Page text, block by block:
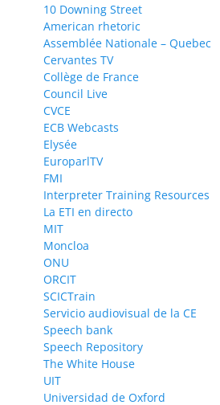
10 Downing Street
American rhetoric
Assemblée Nationale – Quebec
Cervantes TV
Collège de France
Council Live
CVCE
ECB Webcasts
Elysée
EuroparlTV
FMI
Interpreter Training Resources
La ETI en directo
MIT
Moncloa
ONU
ORCIT
SCICTrain
Servicio audiovisual de la CE
Speech bank
Speech Repository
The White House
UIT
Universidad de Oxford